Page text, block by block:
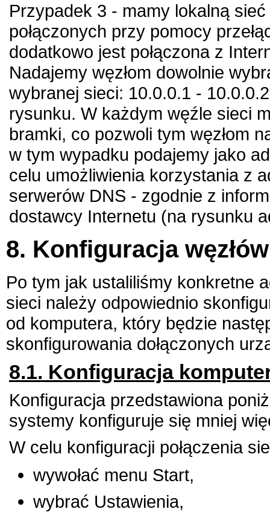
Przypadek 3 - mamy lokalną
połączonych przy pomocy
dodatkowo jest połączona z
Nadajemy węzłom dowolnie
wybranej sieci: 10.0.0.1 -
rysunku. W każdym węźle sieci
bramki, co pozwoli tym węzłom
w tym wypadku podajemy jako
celu umożliwienia korzystania z
serwerów DNS - zgodnie z
dostawcy Internetu (na rysunku
8. Konfiguracja
Po tym jak ustaliliśmy konkretne
sieci należy odpowiednio
od komputera, który będzie
skonfigurowania dołączonych
8.1. Konfiguracja
Konfiguracja przedstawiona
systemy konfiguruje się mniej
W celu konfiguracji połączenia
wywołać menu Start,
wybrać Ustawienia,